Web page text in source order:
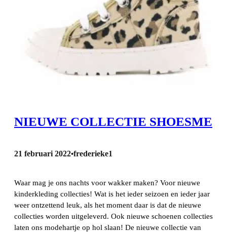
NIEUWE COLLECTIE SHOESME
21 februari 2022•frederieke1
Waar mag je ons nachts voor wakker maken? Voor nieuwe
kinderkleding collecties! Wat is het ieder seizoen en ieder jaar
weer ontzettend leuk, als het moment daar is dat de nieuwe
collecties worden uitgeleverd. Ook nieuwe schoenen collecties
laten ons modehartje op hol slaan! De nieuwe collectie van